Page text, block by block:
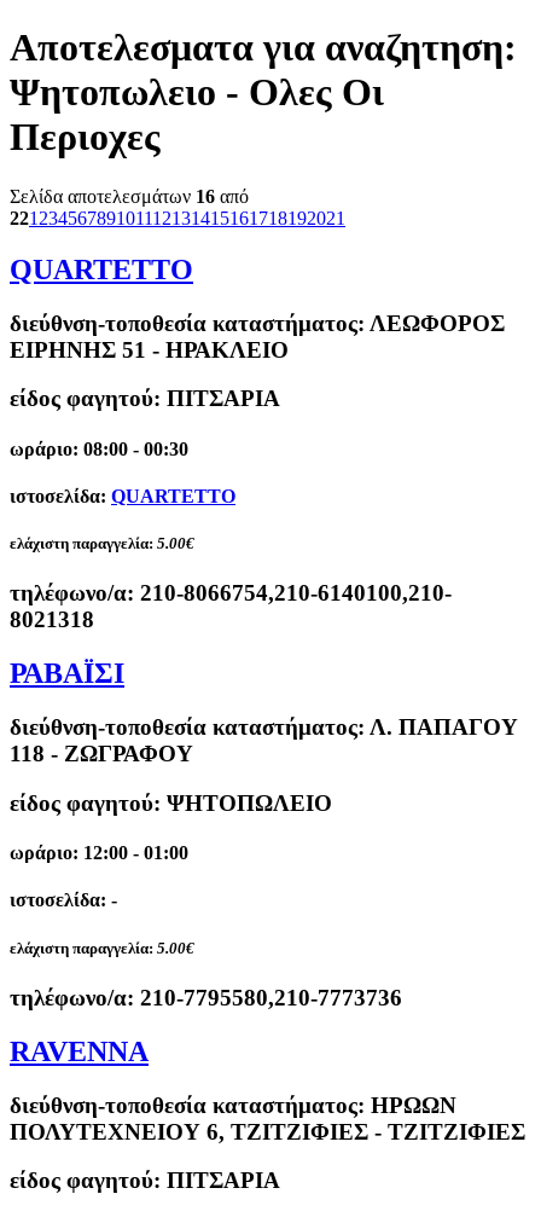
Αποτελεσματα για αναζητηση:
Ψητοπωλειο - Ολες Οι
Περιοχες
Σελίδα αποτελεσμάτων 16 από
221 23456789101112131415161718192021
QUARTETTO
διεύθνση-τοποθεσία καταστήματος: ΛΕΩΦΟΡΟΣ
ΕΙΡΗΝΗΣ 51 - ΗΡΑΚΛΕΙΟ
είδος φαγητού: ΠΙΤΣΑΡΙΑ
ωράριο: 08:00 - 00:30
ιστοσελίδα: QUARTETTO
ελάχιστη παραγγελία: 5.00€
τηλέφωνο/α: 210-8066754,210-6140100,210-
8021318
ΡΑΒΑΪΣΙ
διεύθνση-τοποθεσία καταστήματος: Λ. ΠΑΠΑΓΟΥ
118 - ΖΩΓΡΑΦΟΥ
είδος φαγητού: ΨΗΤΟΠΩΛΕΙΟ
ωράριο: 12:00 - 01:00
ιστοσελίδα: -
ελάχιστη παραγγελία: 5.00€
τηλέφωνο/α: 210-7795580,210-7773736
RAVENNA
διεύθνση-τοποθεσία καταστήματος: ΗΡΩΩΝ
ΠΟΛΥΤΕΧΝΕΙΟΥ 6, ΤΖΙΤΖΙΦΙΕΣ - ΤΖΙΤΖΙΦΙΕΣ
είδος φαγητού: ΠΙΤΣΑΡΙΑ